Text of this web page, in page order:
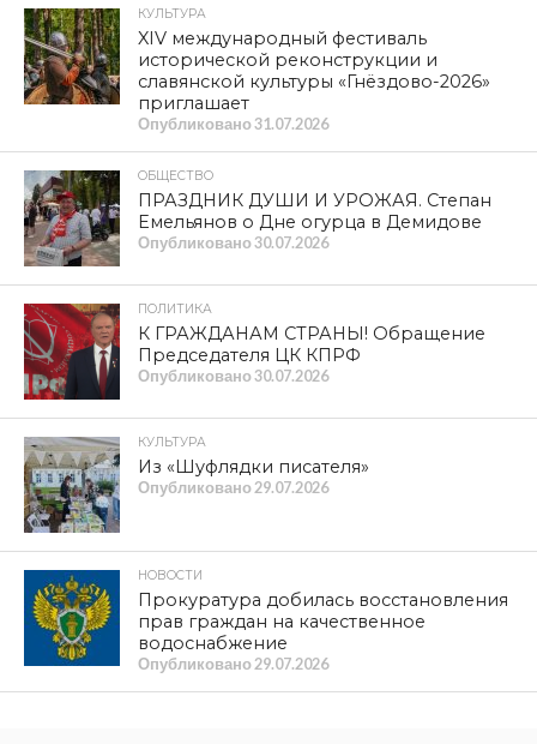
МЕТКИ ВАСИЛИЙ АНОХИН
ОБЛАСТИ,ДЕПАРТАМЕНТ ПО ВНУТРЕННЕЙ ПОЛИТИКЕ
ДЕПАРТАМЕНТ ПО СОЦИАЛЬНОМУ РАЗВИТИЮ,ДЕПУТАТ
ОЛЕГ КОПЫЛ
,СМОЛЕНСКАЯ ОБЛАСТНАЯ ДУМА, СОГБУ
ЦЕНТР «ВИШЕНКИ»
SHARE TWEET SHARE SHARE EMAIL
СМОТРИТЕ ТАКЖЕ
Обманул государство ради бизнеса:
смоленскому предпринимателю
режима
Подвиг народных мстителей
бессмертен
Идиотизм или хамство? Дмитрий
Нас на колени не поставить…